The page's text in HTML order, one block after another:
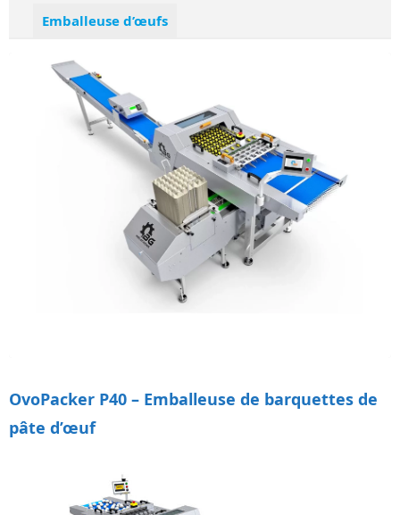
Emballeuse d’œufs
OvoPacker P40 – Emballeuse de barquettes de
pâte d’œuf